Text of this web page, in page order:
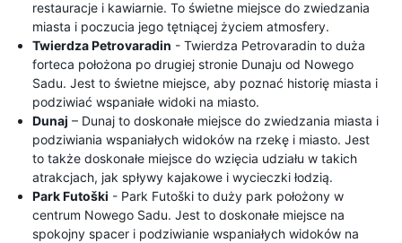
restauracje i kawiarnie. To świetne miejsce do zwiedzania
miasta i poczucia jego tętniącej życiem atmosfery.
Twierdza Petrovaradin - Twierdza Petrovaradin to duża
forteca położona po drugiej stronie Dunaju od Nowego
Sadu. Jest to świetne miejsce, aby poznać historię miasta i
podziwiać wspaniałe widoki na miasto.
Dunaj – Dunaj to doskonałe miejsce do zwiedzania miasta i
podziwiania wspaniałych widoków na rzekę i miasto. Jest
to także doskonałe miejsce do wzięcia udziału w takich
atrakcjach, jak spływy kajakowe i wycieczki łodzią.
Park Futoški - Park Futoški to duży park położony w
centrum Nowego Sadu. Jest to doskonałe miejsce na
spokojny spacer i podziwianie wspaniałych widoków na